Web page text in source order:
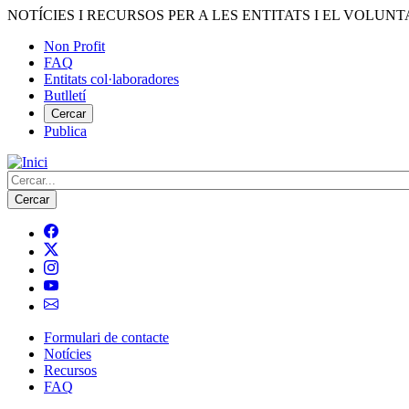
Vés
contingut
NOTÍCIES I RECURSOS PER A LES ENTITATS I EL
Menú
del
compte
d'usuari
Non Profit
FAQ
Entitats col·laboradores
Butlletí
Cercar
Publica
Cerca
Navegació
principal
Formulari de contacte
Notícies
Recursos
FAQ